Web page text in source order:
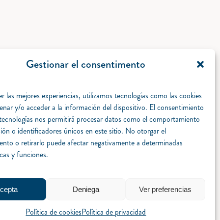
Gestionar el consentimento
las mejores experiencias, utilizamos tecnologías como las cookies
y/o acceder a la información del dispositivo. El consentimiento
nos permitirá procesar datos como el comportamiento
o identificadores únicos en este sitio. No otorgar el
o retirarlo puede afectar negativamente a determinadas
y funciones.
Deniega Ver preferencias
Política de cookiesPolítica de privacidad